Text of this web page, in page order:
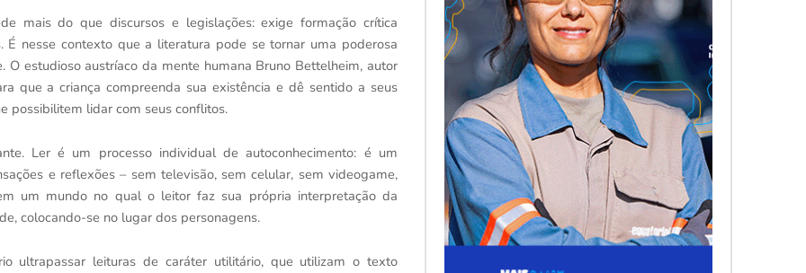
mais do que discursos e legislações: exige formação crítica
nesse contexto que a literatura pode se tornar uma poderosa
estudioso austríaco da mente humana Bruno Bettelheim, autor
que a criança compreenda sua existência e dê sentido a seus
possibilitem lidar com seus conflitos.
Ler é um processo individual de autoconhecimento: é um
e reflexões – sem televisão, sem celular, sem videogame,
um mundo no qual o leitor faz sua própria interpretação da
colocando-se no lugar dos personagens.
ultrapassar leituras de caráter utilitário, que utilizam o texto